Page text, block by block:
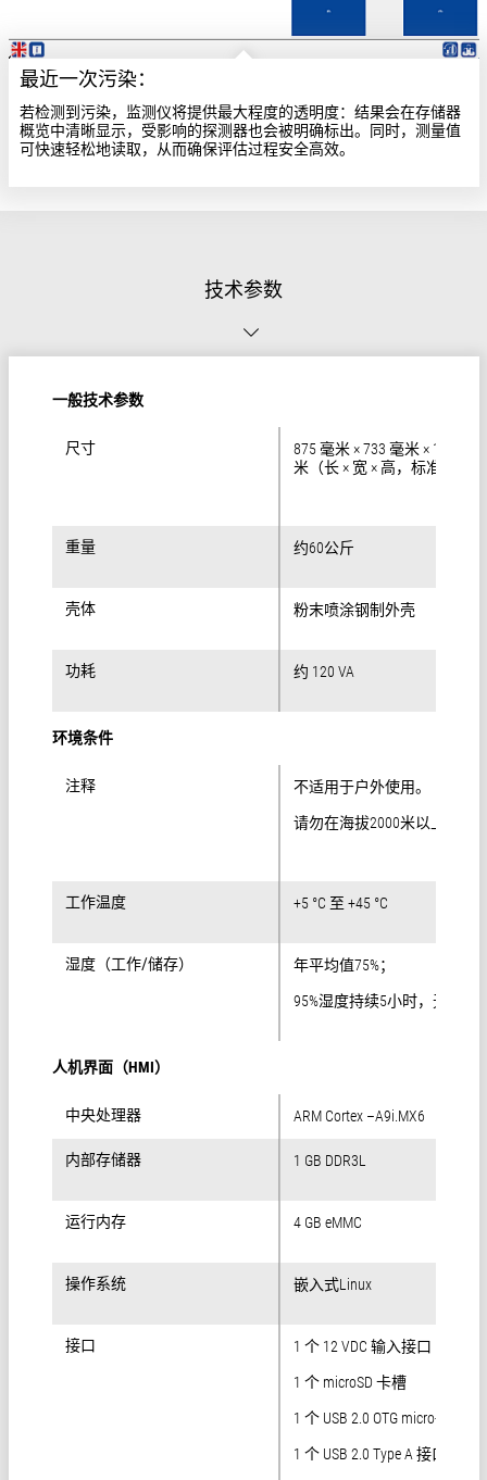
最近一次污染：
若检测到污染，监测仪将提供最大程度的透明度：结果会在存储器
概览中清晰显示，受影响的探测器也会被明确标出。同时，测量值
可快速轻松地读取，从而确保评估过程安全高效。
技术参数
一般技术参数
尺寸
重量
壳体
功耗
尺寸
875 毫米 × 733 毫米 × 1251 毫
米（长 × 宽 × 高，标准型号）
重量 约60公斤
壳体 粉末喷涂钢制外壳
功耗 约 120 VA
环境条件
注释
工作温度
湿度（工作/储存）
注释 不适用于户外使用。
请勿在海拔2000米以上使用
工作温度 +5 °C 至 +45 °C
湿度（工作/储存） 年平均值75%；
95%湿度持续5小时，无冷凝
人机界面（HMI）
中央处理器
内部存储器
运行内存
操作系统
接口
中央处理器 ARM Cortex –A9i.MX6
内部存储器 1 GB DDR3L
运行内存 4 GB eMMC
操作系统 嵌入式Linux
接口 1 个 12 VDC 输入接口
1 个 microSD 卡槽
1 个 USB 2.0 OTG micro-AB 接
1 个 USB 2.0 Type A 接口